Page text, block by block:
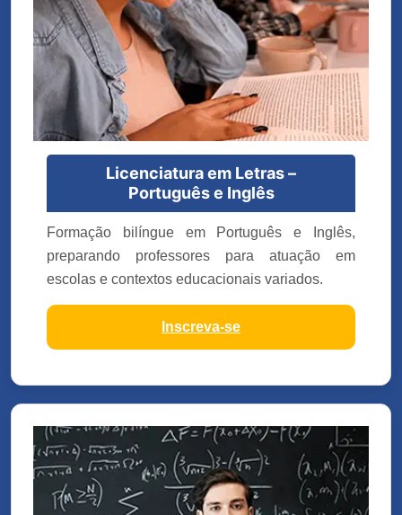
Licenciatura em Letras –
Português e Inglês
Formação bilíngue em Português e Inglês,
preparando professores para atuação em
escolas e contextos educacionais variados.
Inscreva-se